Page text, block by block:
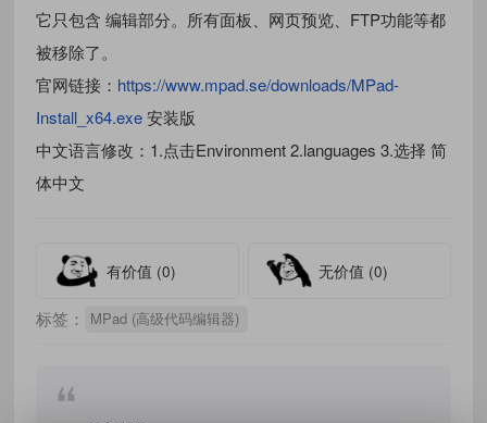
它只包含 编辑部分。所有面板、网页预览、FTP功能等都
被移除了。
官网链接： https://www.mpad.se/downloads/MPad-
Install_x64.exe安装版
中文语言修改：1.点击Environment 2.languages 3.选择 简
体中文
有价值 (0) 无价值 (0)
标签： MPad (高级代码编辑器)